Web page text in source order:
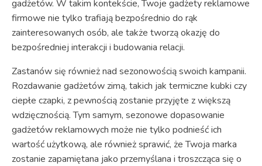
gadżetów. W takim kontekście, Twoje gadżety reklamowe
firmowe nie tylko trafiają bezpośrednio do rąk
zainteresowanych osób, ale także tworzą okazję do
bezpośredniej interakcji i budowania relacji.
Zastanów się również nad sezonowością swoich kampanii.
Rozdawanie gadżetów zimą, takich jak termiczne kubki czy
ciepłe czapki, z pewnością zostanie przyjęte z większą
wdzięcznością. Tym samym, sezonowe dopasowanie
gadżetów reklamowych może nie tylko podnieść ich
wartość użytkową, ale również sprawić, że Twoja marka
zostanie zapamiętana jako przemyślana i troszcząca się o